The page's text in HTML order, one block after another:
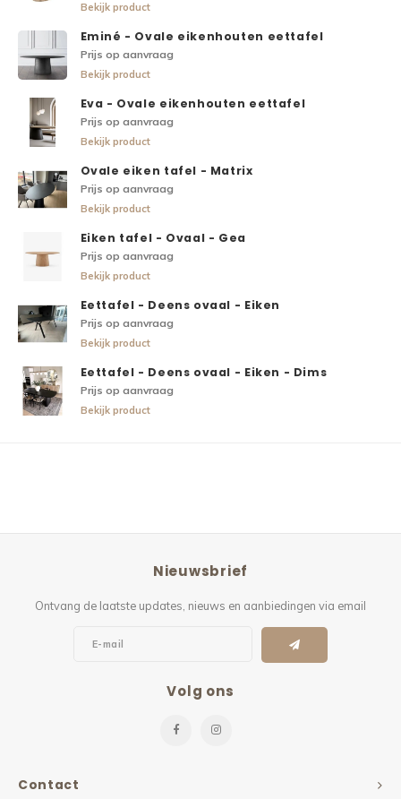
Bekijk product
Eminé - Ovale eikenhouten eettafel
Prijs op aanvraag
Bekijk product
Eva - Ovale eikenhouten eettafel
Prijs op aanvraag
Bekijk product
Ovale eiken tafel - Matrix
Prijs op aanvraag
Bekijk product
Eiken tafel - Ovaal - Gea
Prijs op aanvraag
Bekijk product
Eettafel - Deens ovaal - Eiken
Prijs op aanvraag
Bekijk product
Eettafel - Deens ovaal - Eiken - Dims
Prijs op aanvraag
Bekijk product
Contact
Nieuwsbrief
Ontvang de laatste updates, nieuws en aanbiedingen via email
Volg ons